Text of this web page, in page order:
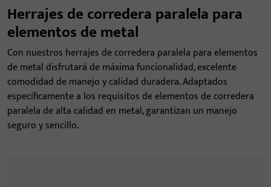
Herrajes de corredera paralela para
elementos de metal
Con nuestros herrajes de corredera paralela para elementos
de metal disfrutará de máxima funcionalidad, excelente
comodidad de manejo y calidad duradera. Adaptados
específicamente a los requisitos de elementos de corredera
paralela de alta calidad en metal, garantizan un manejo
seguro y sencillo.